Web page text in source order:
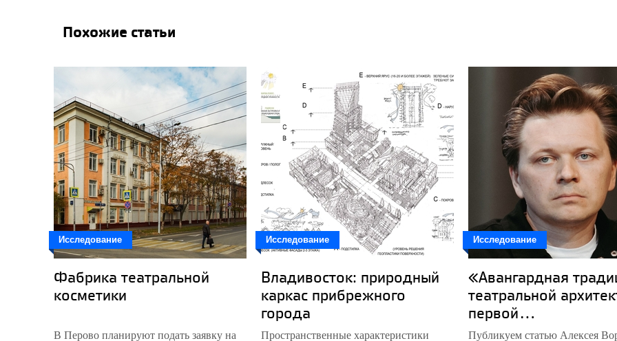
Похожие статьи
Исследование
Фабрика театральной
косметики
В Перово планируют подать заявку на
Исследование
Владивосток: природный
каркас прибрежного
города
Пространственные характеристики
Исследование
«Авангардная
театральной
первой...
Публикуем статью Алексея